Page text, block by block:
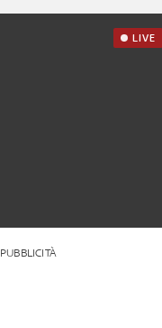
LIVE
PUBBLICITÀ